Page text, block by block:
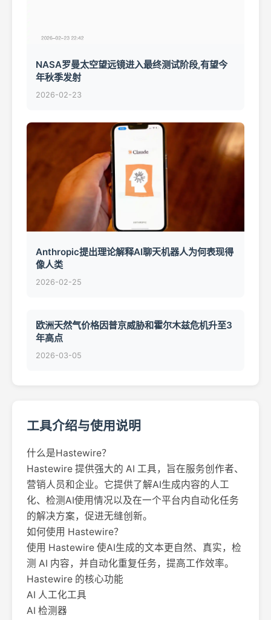
NASA罗曼太空望远镜进入最终测试阶段,有望今
年秋季发射
2026-02-23
Anthropic提出理论解释AI聊天机器人为何表现得
像人类
2026-02-25
欧洲天然气价格因普京威胁和霍尔木兹危机升至3
年高点
2026-03-05
工具介绍与使用说明
什么是Hastewire？
Hastewire 提供强大的 AI 工具，旨在服务创作者、
营销人员和企业。它提供了解AI生成内容的人工
化、检测AI使用情况以及在一个平台内自动化任务
的解决方案，促进无缝创新。
如何使用 Hastewire？
使用 Hastewire 使AI生成的文本更自然、真实，检
测 AI 内容，并自动化重复任务，提高工作效率。
Hastewire 的核心功能
AI 人工化工具
AI 检测器